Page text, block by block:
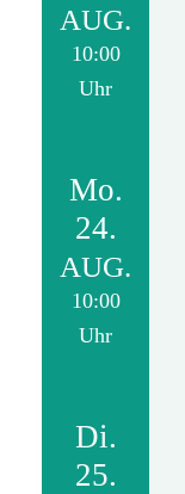
AUG.
10:00
Uhr
Mo.
24.
AUG.
10:00
Uhr
Di.
25.